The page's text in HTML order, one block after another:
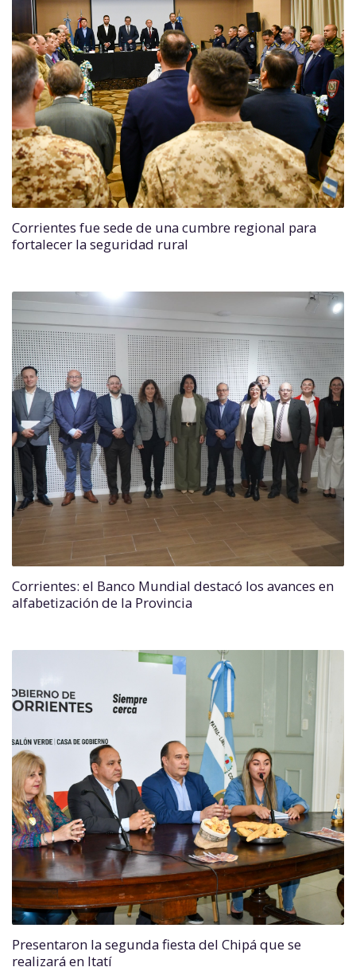
Corrientes fue sede de una cumbre regional para
fortalecer la seguridad rural
Corrientes: el Banco Mundial destacó los avances en
alfabetización de la Provincia
Presentaron la segunda fiesta del Chipá que se
realizará en Itatí